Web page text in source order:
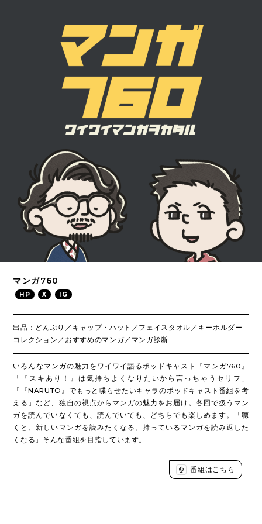
マンガ760
HP X IG
出品：どんぶり／キャップ・ハット／フェイスタオル／キーホルダー
コレクション／おすすめのマンガ／マンガ診断
いろんなマンガの魅力をワイワイ語るポッドキャスト『マンガ760』
「『スキあり！』は気持ちよくなりたいから言っちゃうセリフ」
「『NARUTO』でもっと喋らせたいキャラのポッドキャスト番組を考
える」など、独自の視点からマンガの魅力をお届け。各回で扱うマン
ガを読んでいなくても、読んでいても、どちらでも楽しめます。「聴
くと、新しいマンガを読みたくなる。持っているマンガを読み返した
くなる」そんな番組を目指しています。
番組はこちら